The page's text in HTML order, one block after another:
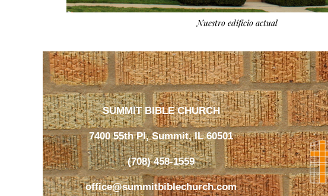
Nuestro edificio actual
SUMMIT BIBLE CHURCH
7400 55th Pl, Summit, IL 60501
(708) 458-1559
office@summitbiblechurch.com